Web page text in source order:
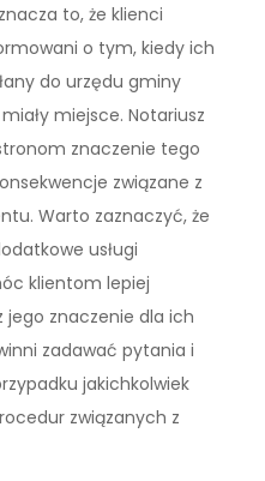
to, że klienci
o tym, kiedy ich
do urzędu gminy
miejsce. Notariusz
znaczenie tego
związane z
Warto zaznaczyć, że
usługi
klientom lepiej
jego znaczenie dla ich
zadawać pytania i
jakichkolwiek
związanych z